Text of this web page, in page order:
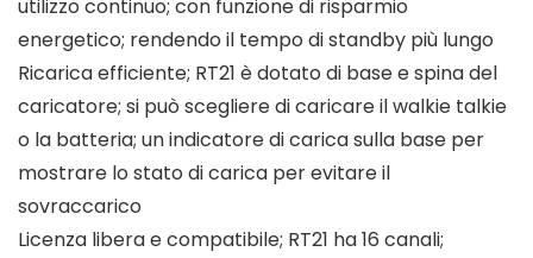
utilizzo continuo; con funzione di risparmio
energetico; rendendo il tempo di standby più lungo
Ricarica efficiente; RT21 è dotato di base e spina del
caricatore; si può scegliere di caricare il walkie talkie
o la batteria; un indicatore di carica sulla base per
mostrare lo stato di carica per evitare il
sovraccarico
Licenza libera e compatibile; RT21 ha 16 canali;